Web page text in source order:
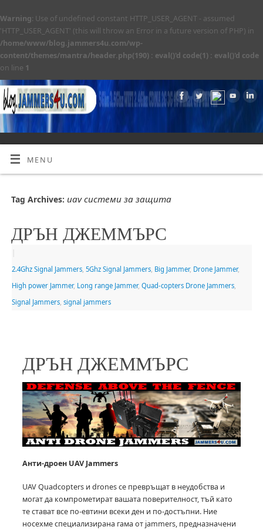
Warning: Use of undefined constant HTTP_USER_AGENT - assumed
'HTTP_USER_AGENT' (this will throw an Error in a future version of PHP) in
/home/www/blog.jammers4u.com/wp-
content/themes/mantra/header.php(190) : eval()'d code(1) : eval()'d code
on line 1
MENU
Tag Archives: uav системи за защита
ДРЪН ДЖЕММЪРС
2.4Ghz Signal Jammers, 5Ghz Signal Jammers, Big Jammer, Drone Jammer,
High power Jammer, Long range Jammer, Quad-copters Drone Jammers,
Signal Jammers, signal jammers
ДРЪН ДЖЕММЪРС
Анти-дроен UAVJammers
UAV Quadcopters и drones се превръщат в неудобства и
могат да компрометират вашата поверителност, тъй като
те стават все по-евтини всеки ден и по-достъпни. Ние
носехме специализирана гама от jammers, предназначени